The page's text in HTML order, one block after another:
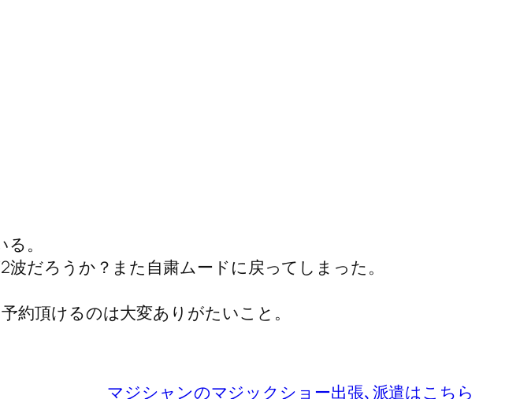
。
だろうか？また自粛ムードに戻ってしまった。
約頂けるのは大変ありがたいこと。
マジシャンのマジックショー出張､派遣はこちら